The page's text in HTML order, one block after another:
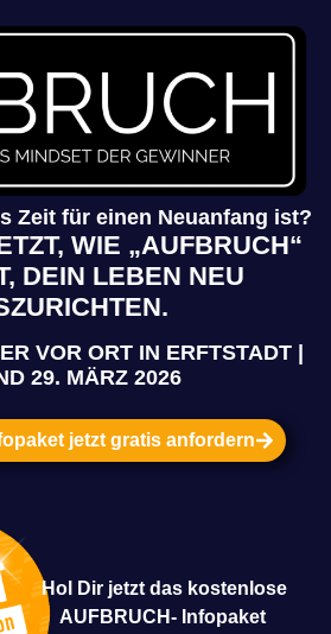
Zeit für einen Neuanfang ist?
WIE „AUFBRUCH“
DEIN LEBEN NEU
VOR ORT IN ERFTSTADT |
29. MÄRZ 2026
jetzt gratis anfordern
Hol Dir jetzt das kostenlose
AUFBRUCH- Infopaket